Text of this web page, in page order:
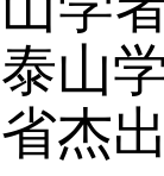
泰山
省杰